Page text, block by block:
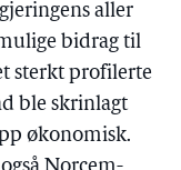
aller
bidrag til
sterkt profilerte
ble skrinlagt
økonomisk.